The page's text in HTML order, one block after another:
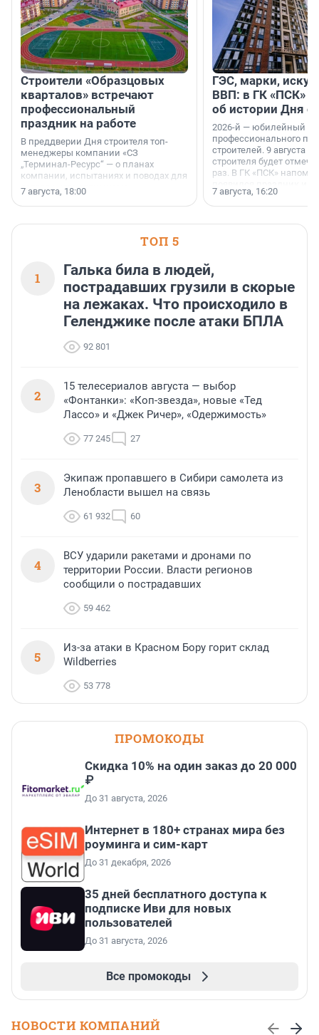
Строители «Образцовых
кварталов» встречают
профессиональный
праздник на работе
В преддверии Дня строителя топ-
менеджеры компании «СЗ
„Терминал-Ресурс“ — о планах
компании, испытаниях и поводах для
осторожного оптимизма.
7 августа, 18:00
ГЭС, марки,
ВВП: в ГК «ПСК»
об истории Дня
2026-й — юбилейный
профессионального
строителей. 9 августа
строителя будет
раз. В ГК «ПСК»
поменялась роль
7 августа, 16:20
ТОП 5
1
Галька била в людей,
пострадавших грузили в скорые
на лежаках. Что происходило в
Геленджике после атаки БПЛА
92 801
2
15 телесериалов августа — выбор
«Фонтанки»: «Коп-звезда», новые «Тед
Лассо» и «Джек Ричер», «Одержимость»
77 245 27
3
Экипаж пропавшего в Сибири самолета из
Ленобласти вышел на связь
61 932 60
4
ВСУ ударили ракетами и дронами по
территории России. Власти регионов
сообщили о пострадавших
59 462
5
Из-за атаки в Красном Бору горит склад
Wildberries
53 778
ПРОМОКОДЫ
Скидка 10% на один заказ до 20 000
₽
До 31 августа, 2026
Интернет в 180+ странах мира без
роуминга и сим-карт
До 31 декабря, 2026
35 дней бесплатного доступа к
подписке Иви для новых
пользователей
До 31 августа, 2026
Все промокоды
НОВОСТИ КОМПАНИЙ